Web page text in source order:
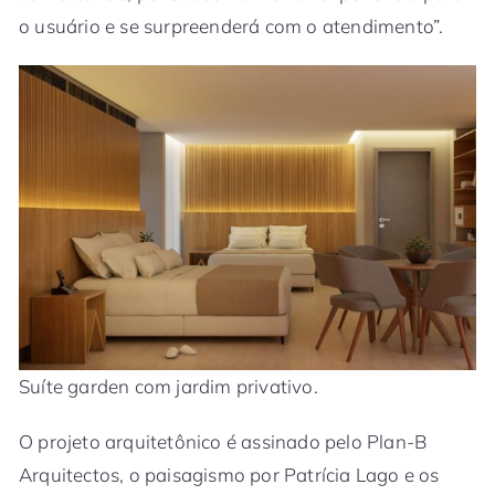
o usuário e se surpreenderá com o atendimento”.
Suíte garden com jardim privativo.
O projeto arquitetônico é assinado pelo Plan-B
Arquitectos, o paisagismo por Patrícia Lago e os